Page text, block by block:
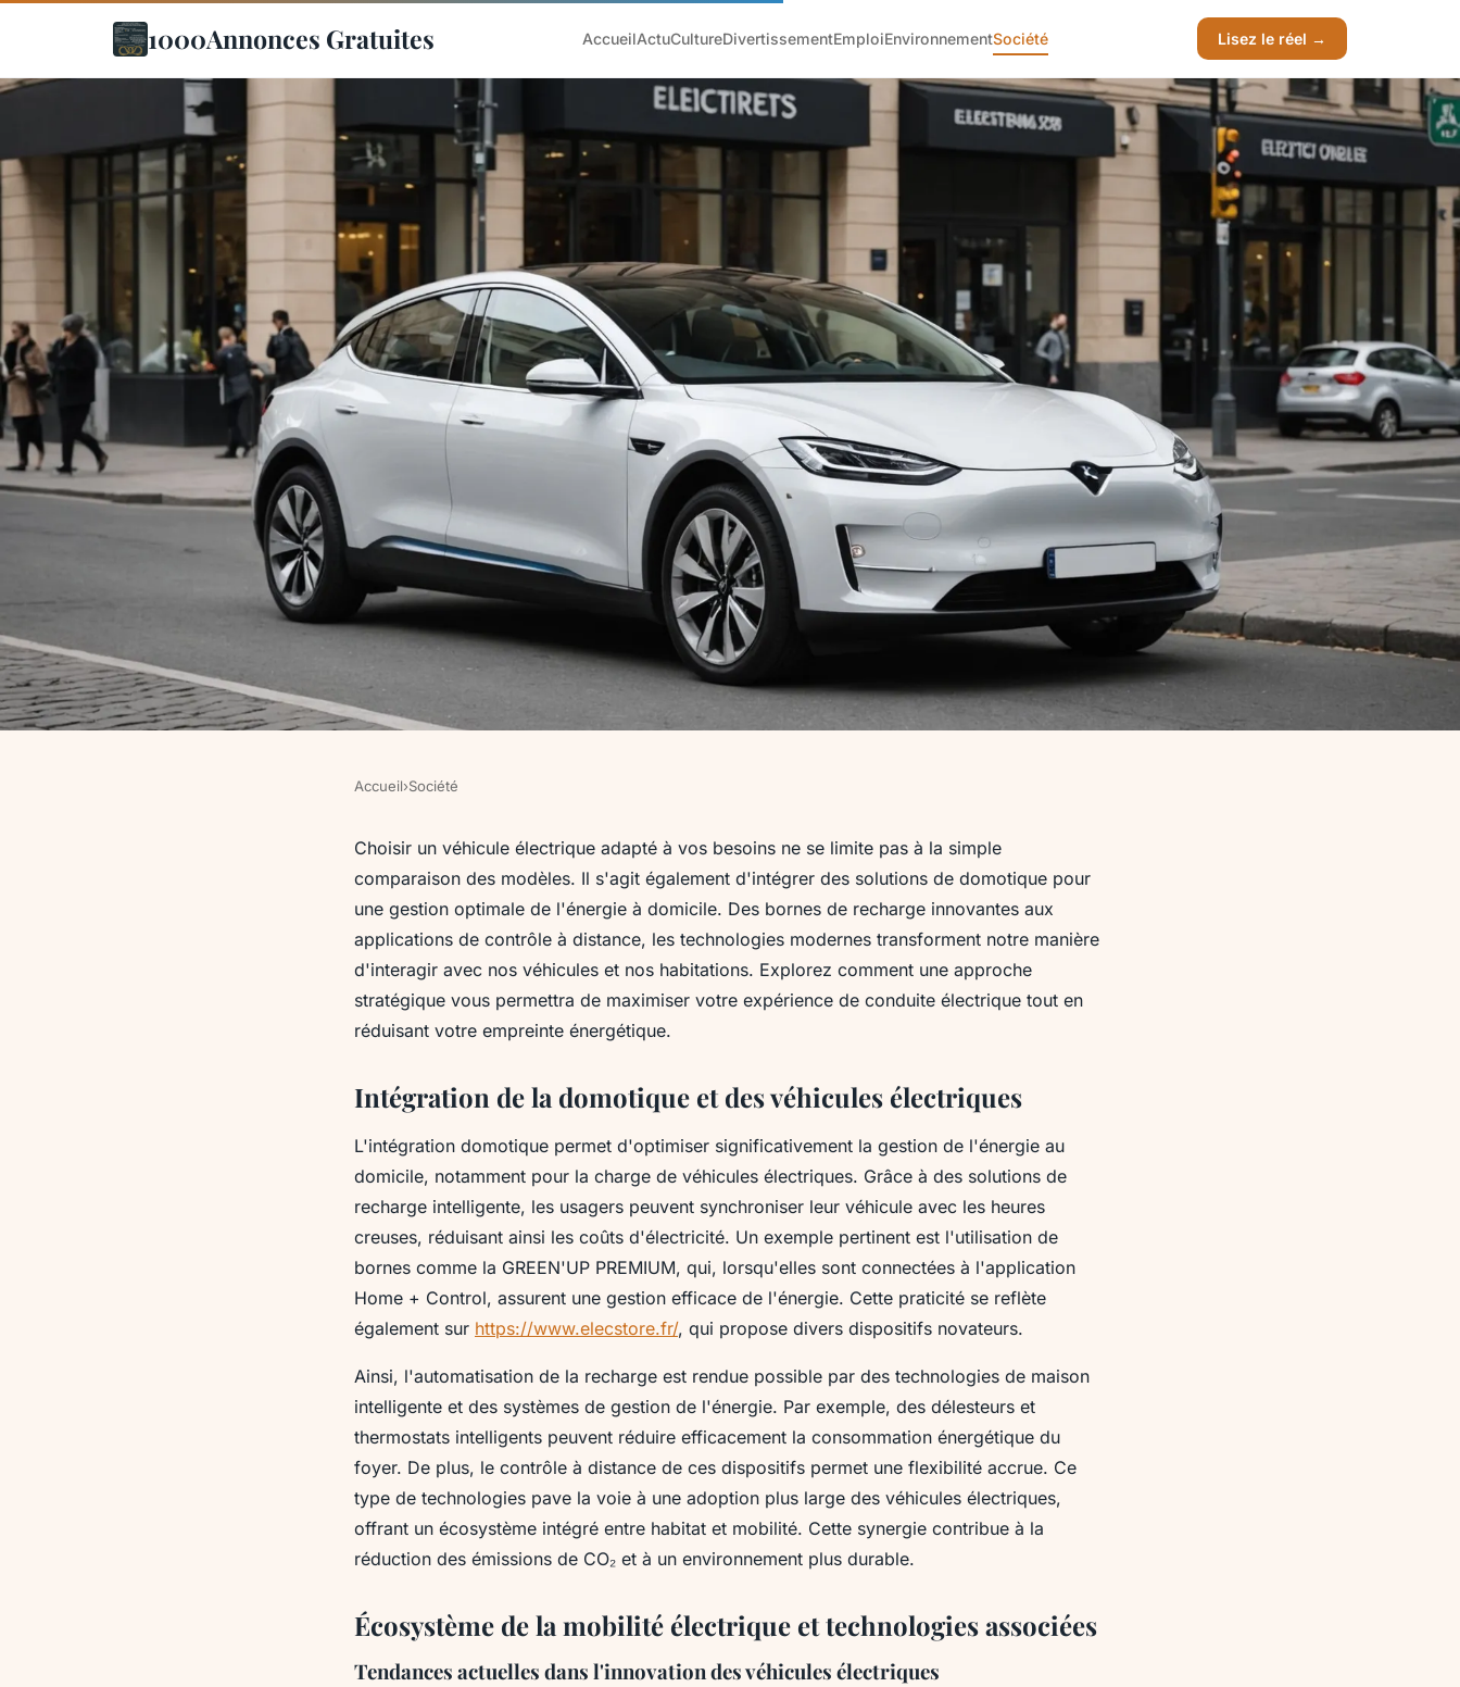
1000Annonces Gratuites AccueilActuCultureDivertissementEmploiEnvironnementSociété Lisez le réel →
Véhicules électriques : comment
choisir le modèle qui correspond à vos
Accueil›Société
Choisir un véhicule électrique adapté à vos besoins ne se limite pas à la simple
comparaison des modèles. Il s'agit également d'intégrer des solutions de domotique pour
une gestion optimale de l'énergie à domicile. Des bornes de recharge innovantes aux
applications de contrôle à distance, les technologies modernes transforment notre manière
d'interagir avec nos véhicules et nos habitations. Explorez comment une approche
stratégique vous permettra de maximiser votre expérience de conduite électrique tout en
réduisant votre empreinte énergétique.
Intégration de la domotique et des véhicules électriques
L'intégration domotique permet d'optimiser significativement la gestion de l'énergie au
domicile, notamment pour la charge de véhicules électriques. Grâce à des solutions de
recharge intelligente, les usagers peuvent synchroniser leur véhicule avec les heures
creuses, réduisant ainsi les coûts d'électricité. Un exemple pertinent est l'utilisation de
bornes comme la GREEN'UP PREMIUM, qui, lorsqu'elles sont connectées à l'application
Home + Control, assurent une gestion efficace de l'énergie. Cette praticité se reflète
également sur https://www.elecstore.fr/, qui propose divers dispositifs novateurs.
Ainsi, l'automatisation de la recharge est rendue possible par des technologies de maison
intelligente et des systèmes de gestion de l'énergie. Par exemple, des délesteurs et
thermostats intelligents peuvent réduire efficacement la consommation énergétique du
foyer. De plus, le contrôle à distance de ces dispositifs permet une flexibilité accrue. Ce
type de technologies pave la voie à une adoption plus large des véhicules électriques,
offrant un écosystème intégré entre habitat et mobilité. Cette synergie contribue à la
réduction des émissions de CO₂ et à un environnement plus durable.
Écosystème de la mobilité électrique et technologies associées
Tendances actuelles dans l'innovation des véhicules électriques